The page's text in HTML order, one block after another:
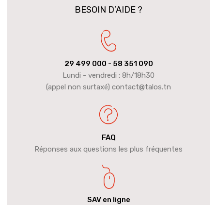
BESOIN D’AIDE ?
29 499 000 - 58 351 090
Lundi - vendredi : 8h/18h30
(appel non surtaxé) contact@talos.tn
FAQ
Réponses aux questions les plus fréquentes
SAV en ligne